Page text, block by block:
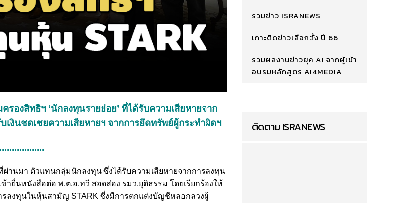
รองสิทธิฯ ‘นักลงทุนรายย่อย’ ที่ได้รับความเสียหายจาก
งินชดเชยความเสียหายฯ จากการยึดทรัพย์ผู้กระทำผิดฯ
ที่ผ่านมา ตัวแทนกลุ่มนักลงทุน ซึ่งได้รับความเสียหายจากการลงทุน
ยื่นหนังสือต่อ พ.ต.อ.ทวี สอดส่อง รมว.ยุติธรรม โดยเรียกร้องให้
ลงทุนในหุ้นสามัญ STARK ซึ่งมีการตกแต่งบัญชีหลอกลวงผู้
รวมข่าว ISRANEWS
เกาะติดข่าวเลือกตั้ง ปี 66
รวมผลงานข่าวยุค AI จากผู้เข้า
อบรมหลักสูตร AI4MEDIA
ติดตาม ISRANEWS